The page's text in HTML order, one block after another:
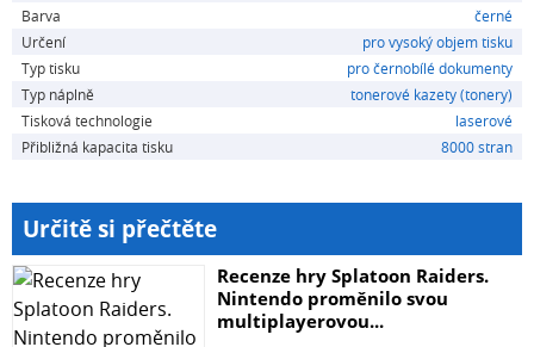
Barva
černé
Určení
pro vysoký objem tisku
Typ tisku
pro černobílé dokumenty
Typ náplně
tonerové kazety (tonery)
Tisková technologie
laserové
Přibližná kapacita tisku
8000 stran
Určitě si přečtěte
Recenze hry Splatoon Raiders.
Nintendo proměnilo svou
multiplayerovou...